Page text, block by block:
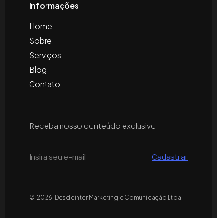
Informações
Home
Sobre
Serviços
Blog
Contato
Receba nosso conteúdo exclusivo
© 2026. Desdeinter Marketing e Comunicação Ltda.